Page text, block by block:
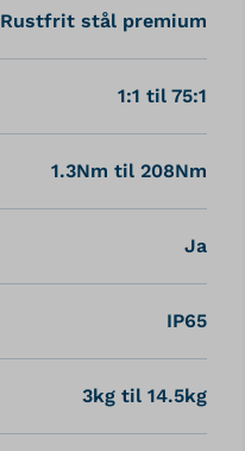
Rustfrit stål premium
1:1 til 75:1
1.3Nm til 208Nm
Ja
IP65
3kg til 14.5kg